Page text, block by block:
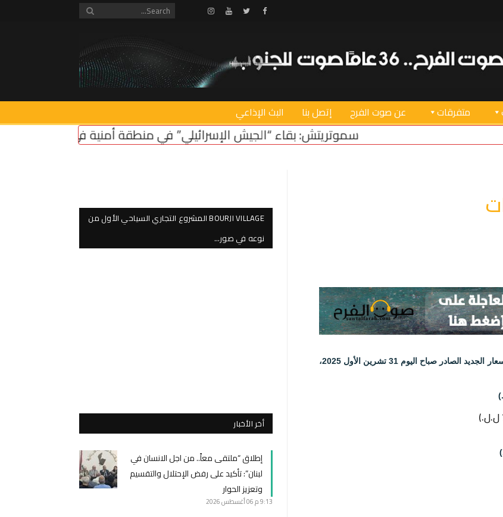
Facebook
Twitter
Youtube
Instagram
متفرقات عن صوت الفرح إتصل بنا البث الإذاعي
سموتريتش: بقاء “الجيش الإسرائيلي” في منطقة أمنية في لبنان ضروري لأمن سكان الشمال
أعلنت نقابة أصحاب محطات المحروقات في لبنان جدول الأسعار الجديد الصادر صباح اليوم 31 تشرين الأول 2025،
BOURJI VILLAGE المشروع التجاري السياحي الأول من
نوعه في صور…
أخر الأخبار
إطلاق “ملتقى معاً.. من اجل الانسان في
لبنان”: تأكيد على رفض الإحتلال والتقسيم
وتعزيز الحوار
9:13 م 06 أغسطس 2026